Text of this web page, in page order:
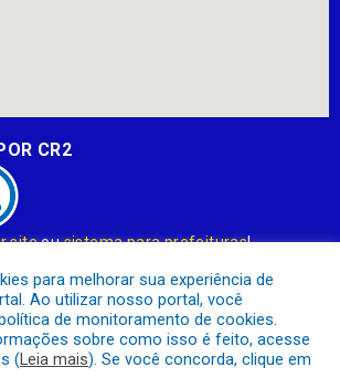
CR2
siteousistema para prefeituras!
exigências das leis de transparência
Radar da Transparência Pública
para melhorar sua experiência de
Ao utilizar nosso portal, você
de monitoramento de cookies.
sobre como isso é feito, acesse
(Leia mais). Se você concorda, clique em